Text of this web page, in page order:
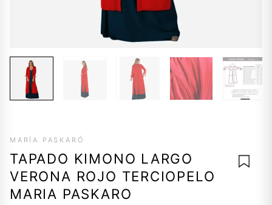
MARÍA PASKARÓ
TAPADO KIMONO LARGO
VERONA ROJO TERCIOPELO
MARIA PASKARO